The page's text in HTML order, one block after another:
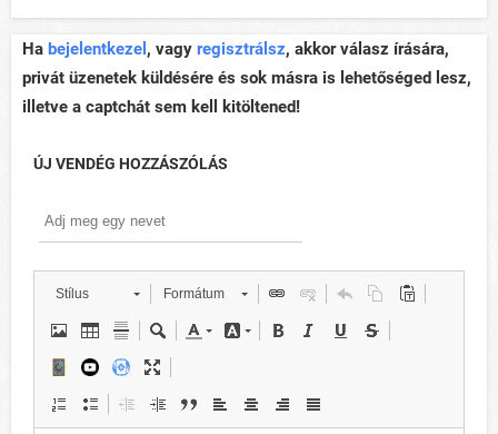
Ha bejelentkezel , vagy regisztrálsz, akkor válasz írására,
privát üzenetek küldésére és sok másra is lehetőséged lesz,
illetve a captchát sem kell kitöltened!
ÚJ VENDÉG HOZZÁSZÓLÁS
Stílus Formátum